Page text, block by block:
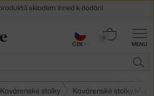
MENU
0
Košík
Kavárenské stolky Kavárenské stolky
30 dní na vrácení zboží
CZK